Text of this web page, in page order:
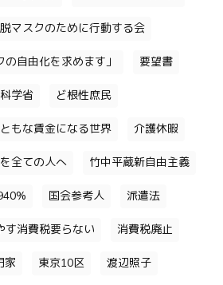
マスクのために行動する会
自由化を求めます」 要望書
学省 ど根性庶民
もな賃金になる世界 介護休暇
全ての人へ 竹中平蔵新自由主義
国会参考人 派遣法
す消費税要らない 消費税廃止
家 東京10区 渡辺照子